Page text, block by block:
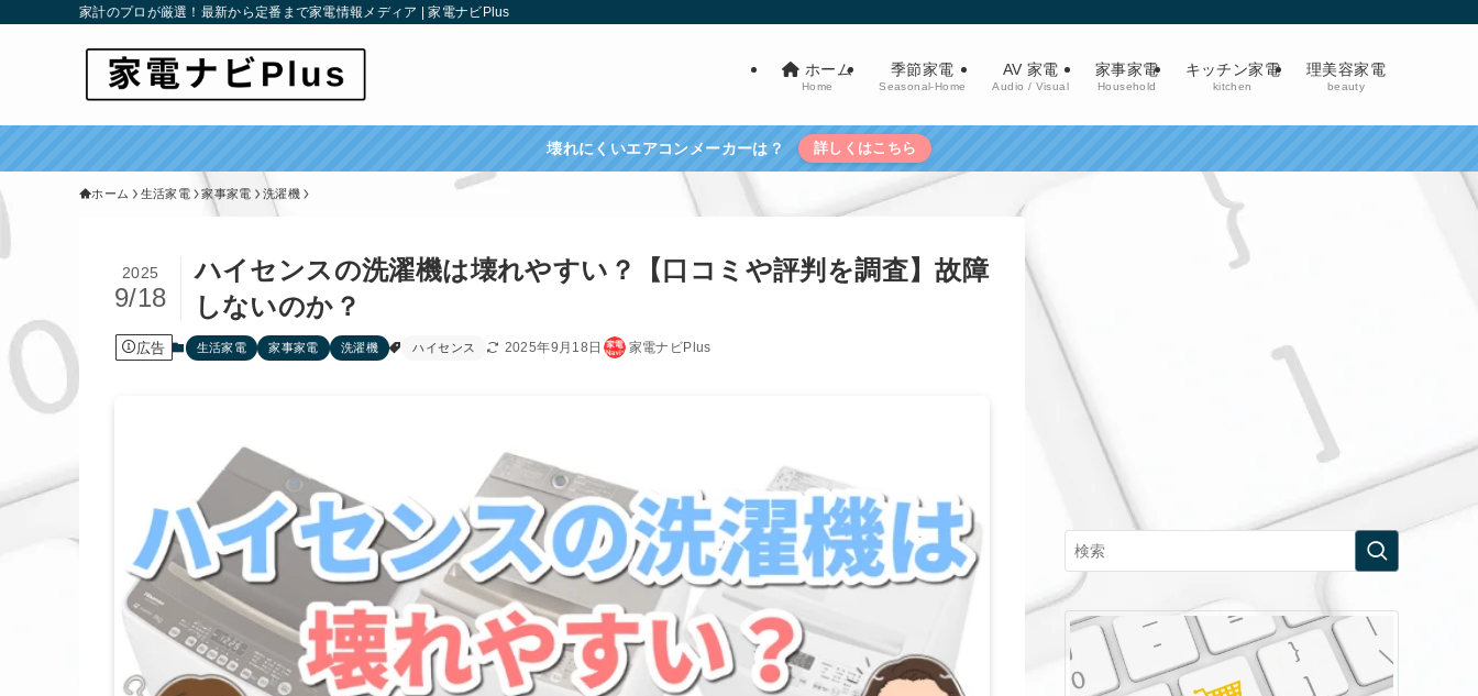
家計のプロが厳選！最新から定番まで家電情報メディア | 家電ナビPlus
ホーム
Home
季節家電
Seasonal-Home
AV 家電
Audio / Visual
家事家電
Household
キッチン家電
kitchen
理美容家電
beauty
壊れにくいエアコンメーカーは？ 詳しくはこちら
ホーム 生活家電 家事家電 洗濯機
ハイセンスの洗濯機は壊れやすい？【口コミや評判を調査】故障
しないのか？
2025
9/18
広告 生活家電 家事家電 洗濯機 ハイセンス 2025年9月18日 家電ナビPlus